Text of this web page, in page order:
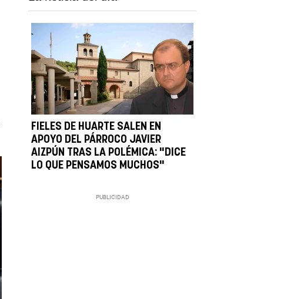
FIELES DE HUARTE SALEN EN
APOYO DEL PÁRROCO JAVIER
AIZPÚN TRAS LA POLÉMICA: "DICE
LO QUE PENSAMOS MUCHOS"